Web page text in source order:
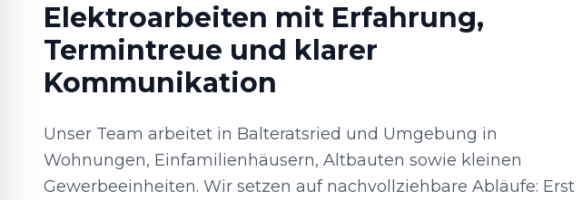
Elektroarbeiten mit Erfahrung,
Termin­treue und klarer
Kommunikation
Unser Team arbeitet in Balteratsried und Umgebung in
Wohnungen, Einfamilienhäusern, Altbauten sowie kleinen
Gewerbeeinheiten. Wir setzen auf nachvollziehbare Abläufe: Erst